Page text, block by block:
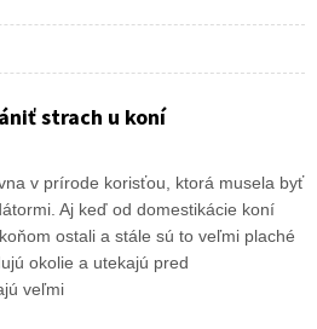
strach u koní
v prírode korisťou, ktorá musela byť
Aj keď od domestikácie koní
ostali a stále sú to veľmi plaché
okolie a utekajú pred
veľmi